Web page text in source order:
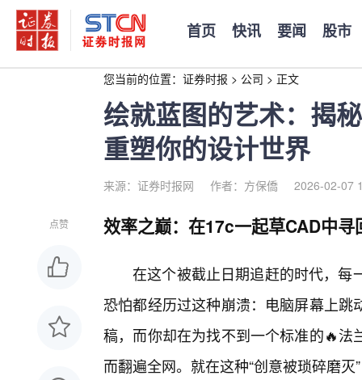
首页 快讯 要闻 股市
您当前的位置： 证券时报 > 公司 > 正文
绘就蓝图的艺术：揭
重塑你的设计世界
来源：证券时报网 作者：方保僑 2026-02-07
点赞 效率之巅：在17c一起草CAD中寻
在这个被截止日期追赶的时代，每
恐怕都经历过这种崩溃：电脑屏幕上
稿，而你却在为找不到一个标准的🔥
而翻遍全网。就在这种“创意被琐碎磨